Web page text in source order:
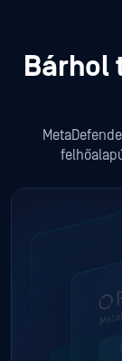
Bárhol